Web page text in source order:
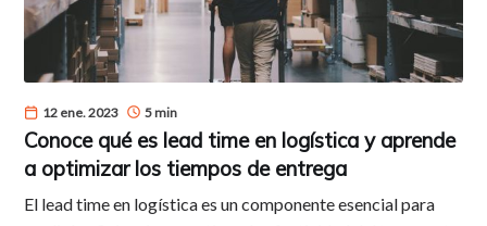
12 ene. 2023 5 min
Conoce qué es lead time en logística y aprende
a optimizar los tiempos de entrega
El lead time en logística es un componente esencial para